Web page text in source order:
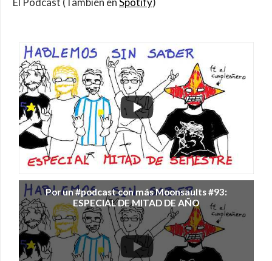
Por un #podcast con más Moonsaults #93:
ESPECIAL DE MITAD DE AÑO